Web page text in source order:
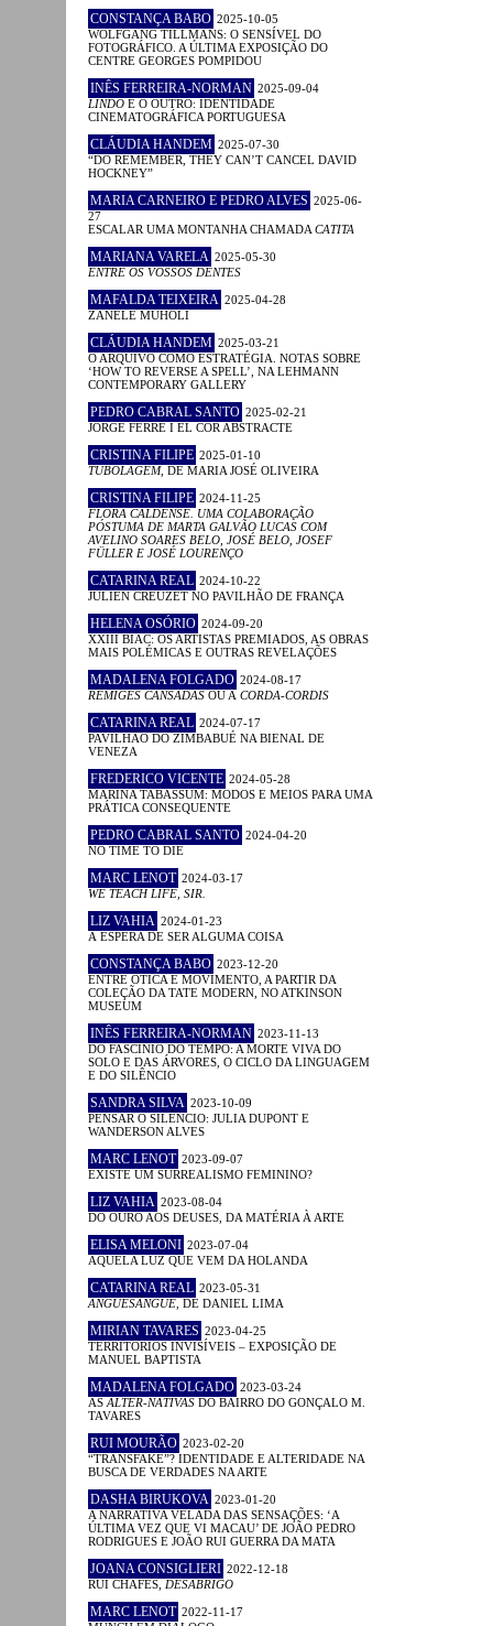
CONSTANÇA BABO 2025-10-05
WOLFGANG TILLMANS: O SENSÍVEL DO
FOTOGRÁFICO. A ÚLTIMA EXPOSIÇÃO DO
CENTRE GEORGES POMPIDOU
INÊS FERREIRA-NORMAN 2025-09-04
LINDO E O OUTRO: IDENTIDADE
CINEMATOGRÁFICA PORTUGUESA
CLÁUDIA HANDEM 2025-07-30
“DO REMEMBER, THEY CAN’T CANCEL DAVID
HOCKNEY”
MARIA CARNEIRO E PEDRO ALVES 2025-06-
27
ESCALAR UMA MONTANHA CHAMADA CATITA
MARIANA VARELA 2025-05-30
ENTRE OS VOSSOS DENTES
MAFALDA TEIXEIRA 2025-04-28
ZANELE MUHOLI
CLÁUDIA HANDEM 2025-03-21
O ARQUIVO COMO ESTRATÉGIA. NOTAS SOBRE
‘HOW TO REVERSE A SPELL’, NA LEHMANN
CONTEMPORARY GALLERY
PEDRO CABRAL SANTO 2025-02-21
JORGE FERRÉ I EL COR ABSTRACTE
CRISTINA FILIPE 2025-01-10
TUBOLAGEM, DE MARIA JOSÉ OLIVEIRA
CRISTINA FILIPE 2024-11-25
FLORA CALDENSE. UMA COLABORAÇÃO
PÓSTUMA DE MARTA GALVÃO LUCAS COM
AVELINO SOARES BELO, JOSÉ BELO, JOSEF
FÜLLER E JOSÉ LOURENÇO
CATARINA REAL 2024-10-22
JULIEN CREUZET NO PAVILHÃO DE FRANÇA
HELENA OSÓRIO 2024-09-20
XXIII BIAC: OS ARTISTAS PREMIADOS, AS OBRAS
MAIS POLÉMICAS E OUTRAS REVELAÇÕES
MADALENA FOLGADO 2024-08-17
RÉMIGES CANSADAS OU A CORDA-CORDIS
CATARINA REAL 2024-07-17
PAVILHÃO DO ZIMBABUÉ NA BIENAL DE
VENEZA
FREDERICO VICENTE 2024-05-28
MARINA TABASSUM: MODOS E MEIOS PARA UMA
PRÁTICA CONSEQUENTE
PEDRO CABRAL SANTO 2024-04-20
NO TIME TO DIE
MARC LENOT 2024-03-17
WE TEACH LIFE, SIR.
LIZ VAHIA 2024-01-23
À ESPERA DE SER ALGUMA COISA
CONSTANÇA BABO 2023-12-20
ENTRE ÓTICA E MOVIMENTO, A PARTIR DA
COLEÇÃO DA TATE MODERN, NO ATKINSON
MUSEUM
INÊS FERREIRA-NORMAN 2023-11-13
DO FASCÍNIO DO TEMPO: A MORTE VIVA DO
SOLO E DAS ÁRVORES, O CICLO DA LINGUAGEM
E DO SILÊNCIO
SANDRA SILVA 2023-10-09
PENSAR O SILÊNCIO: JULIA DUPONT E
WANDERSON ALVES
MARC LENOT 2023-09-07
EXISTE UM SURREALISMO FEMININO?
LIZ VAHIA 2023-08-04
DO OURO AOS DEUSES, DA MATÉRIA À ARTE
ELISA MELONI 2023-07-04
AQUELA LUZ QUE VEM DA HOLANDA
CATARINA REAL 2023-05-31
ANGUESÂNGUE , DE DANIEL LIMA
MIRIAN TAVARES 2023-04-25
TERRITÓRIOS INVISÍVEIS – EXPOSIÇÃO DE
MANUEL BAPTISTA
MADALENA FOLGADO 2023-03-24
AS ALTER-NATIVAS DO BAIRRO DO GONÇALO M.
TAVARES
RUI MOURÃO 2023-02-20
“TRANSFAKE”? IDENTIDADE E ALTERIDADE NA
BUSCA DE VERDADES NA ARTE
DASHA BIRUKOVA 2023-01-20
A NARRATIVA VELADA DAS SENSAÇÕES: ‘A
ÚLTIMA VEZ QUE VI MACAU’ DE JOÃO PEDRO
RODRIGUES E JOÃO RUI GUERRA DA MATA
JOANA CONSIGLIERI 2022-12-18
RUI CHAFES, DESABRIGO
MARC LENOT 2022-11-17